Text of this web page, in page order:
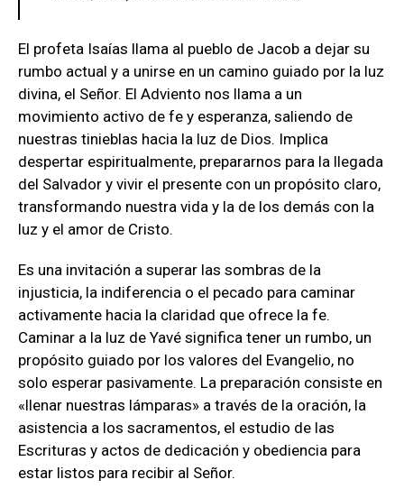
El profeta Isaías llama al pueblo de Jacob a dejar su
rumbo actual y a unirse en un camino guiado por la luz
divina, el Señor. El Adviento nos llama a un
movimiento activo de fe y esperanza, saliendo de
nuestras tinieblas hacia la luz de Dios. Implica
despertar espiritualmente, prepararnos para la llegada
del Salvador y vivir el presente con un propósito claro,
transformando nuestra vida y la de los demás con la
luz y el amor de Cristo.
Es una invitación a superar las sombras de la
injusticia, la indiferencia o el pecado para caminar
activamente hacia la claridad que ofrece la fe.
Caminar a la luz de Yavé significa tener un rumbo, un
propósito guiado por los valores del Evangelio, no
solo esperar pasivamente. La preparación consiste en
«llenar nuestras lámparas» a través de la oración, la
asistencia a los sacramentos, el estudio de las
Escrituras y actos de dedicación y obediencia para
estar listos para recibir al Señor.